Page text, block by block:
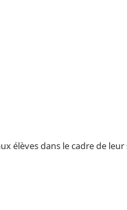
élèves dans le cadre de